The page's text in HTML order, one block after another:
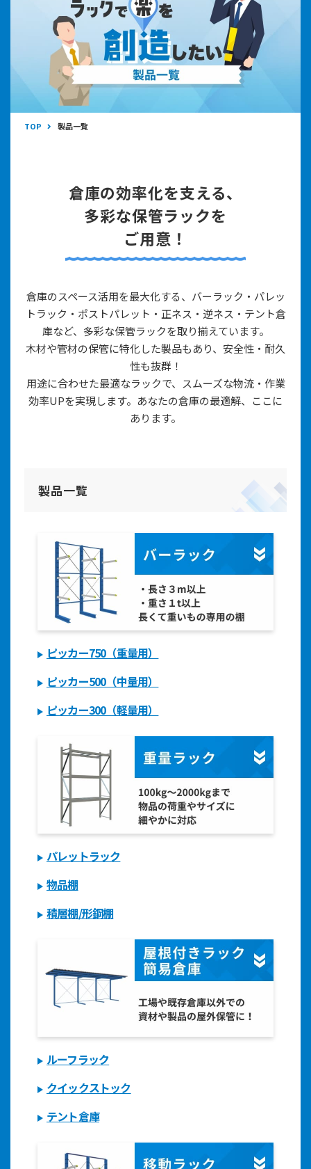
TOP 製品一覧
倉庫の効率化を支える、
多彩な保管ラックを
ご用意！
倉庫のスペース活用を最大化する、バーラック・パレッ
トラック・ポストパレット・正ネス・逆ネス・テント倉
庫など、 多彩な保管ラックを取り揃えています。
木材や管材の保管に特化した製品もあり、安全性・耐久
性も抜群！
用途に合わせた最適なラックで、スムーズな物流・作業
効率UPを実現します。あなたの倉庫の最適解、ここに
あります。
製品一覧
ピッカー750（重量用）
ピッカー500（中量用）
ピッカー300（軽量用）
パレットラック
物品棚
積層棚/形鋼棚
ルーフラック
クイックストック
テント倉庫